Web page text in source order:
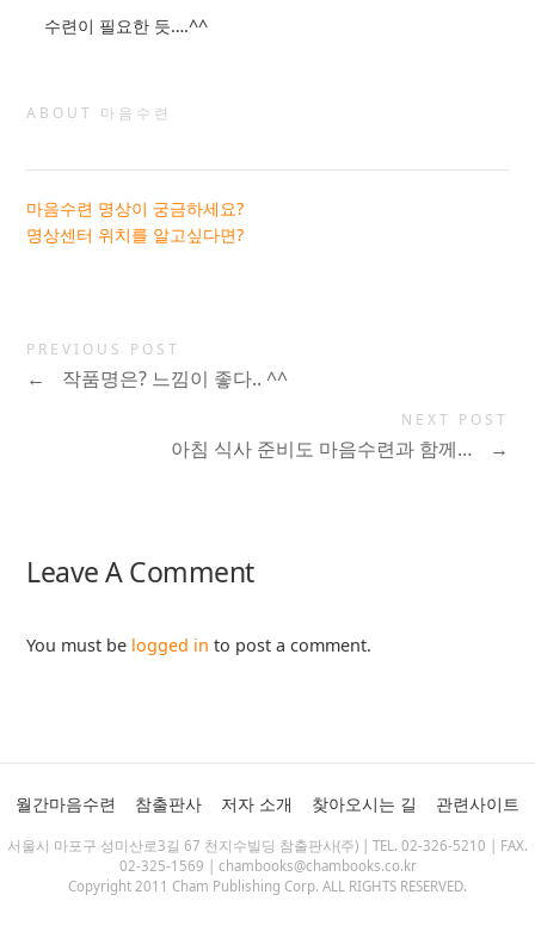
수련이 필요한 듯….^^
ABOUT 마음수련
마음수련 명상이 궁금하세요?
명상센터 위치를 알고싶다면?
PREVIOUS POST
← 작품명은? 느낌이 좋다.. ^^
NEXT POST
아침 식사 준비도 마음수련과 함께… →
Leave A Comment
You must be logged in to post a comment.
월간마음수련 참출판사 저자 소개 찾아오시는 길 관련사이트
서울시 마포구 성미산로3길 67 천지수빌딩 참출판사(주) | TEL. 02-326-5210 | FAX.
02-325-1569 | chambooks@chambooks.co.kr
Copyright 2011 Cham Publishing Corp. ALL RIGHTS RESERVED.